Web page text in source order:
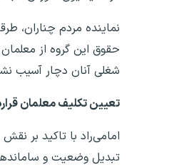
نماینده مردم چناران،
حقوق این گروه از
شغلی آنان دچار آسیب
تعیین تکلیف معلمان
امامی‌راد با تاکید بر
تبدیل وضعیت و